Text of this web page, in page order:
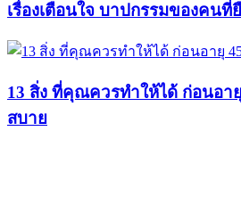
เรื่องเตือนใจ บาปกรรมของคนที่
13 สิ่ง ที่คุณควรทำให้ได้ ก่อนอ
สบาย